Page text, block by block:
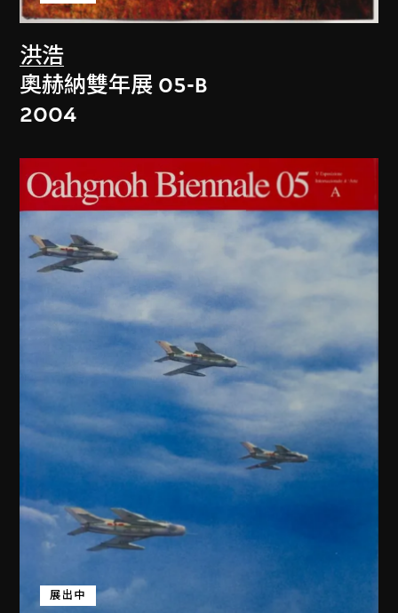
洪浩
奧赫納雙年展 05-B
2004
展出中